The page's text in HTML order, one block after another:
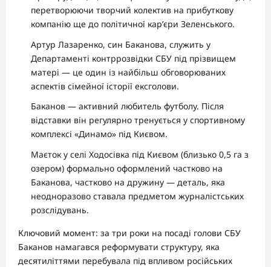
перетворюючи творчий колектив на прибуткову
компанію ще до політичної кар’єри Зеленського.
Артур Лазаренко, син Баканова, служить у
Департаменті контррозвідки СБУ під прізвищем
матері — це один із найбільш обговорюваних
аспектів сімейної історії ексголови.
Баканов — активний любитель футболу. Після
відставки він регулярно тренується у спортивному
комплексі «Динамо» під Києвом.
Маєток у селі Ходосівка під Києвом (близько 0,5 га з
озером) формально оформлений частково на
Баканова, частково на дружину — деталь, яка
неодноразово ставала предметом журналістських
розслідувань.
Ключовий момент: за три роки на посаді голови СБУ
Баканов намагався реформувати структуру, яка
десятиліттями перебувала під впливом російських